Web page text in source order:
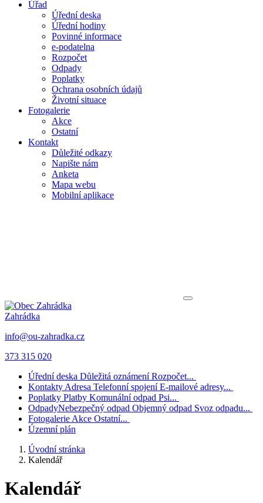
Úřad
Úřední deska
Úřední hodiny
Povinné informace
e-podatelna
Rozpočet
Odpady
Poplatky
Ochrana osobních údajů
Životní situace
Fotogalerie
Akce
Ostatní
Kontakt
Důležité odkazy
Napište nám
Anketa
Mapa webu
Mobilní aplikace
Zahrádka
info@ou-zahradka.cz
373 315 020
Úřední deska Důležitá oznámení Rozpočet...
Kontakty Adresa Telefonní spojení E-mailové adresy...
Poplatky Platby Komunální odpad Psi...
OdpadyNebezpečný odpad Objemný odpad Svoz odpadu...
Fotogalerie Akce Ostatní...
Územní plán
Úvodní stránka
Kalendář
Kalendář